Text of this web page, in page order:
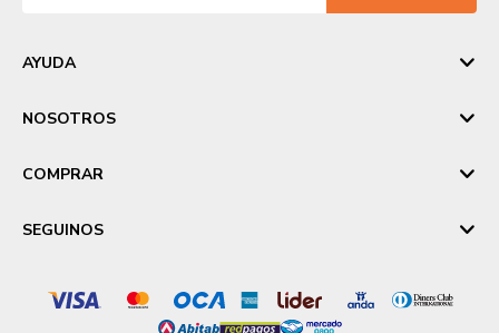
AYUDA
NOSOTROS
COMPRAR
SEGUINOS